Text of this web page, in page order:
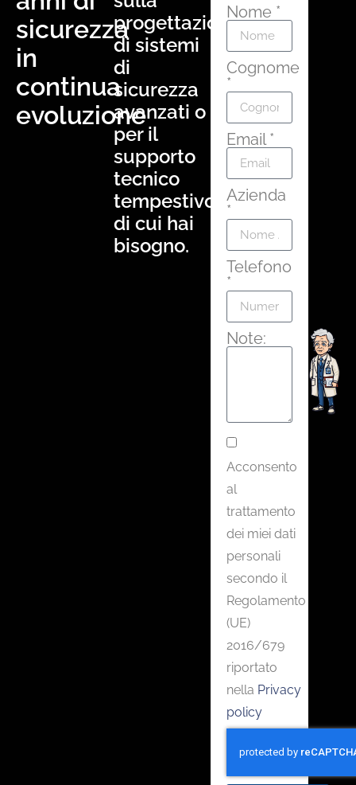
sicurezza
in
continua
evoluzione
progettazione
di sistemi
di
sicurezza
avanzati o
per il
supporto
tecnico
tempestivo
di cui hai
bisogno.
Nome *
Cognome
*
Email *
Azienda
*
Telefono
*
Note:
Acconsento
al
trattamento
dei miei dati
personali
secondo il
Regolamento
(UE)
2016/679
riportato
nella Privacy
policy